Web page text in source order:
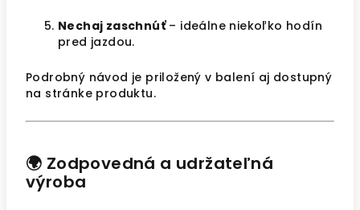
Nechaj zaschnúť– ideálne niekoľko hodín
pred jazdou.
Podrobný návod je priložený v balení aj dostupný
na stránke produktu.
🌍 Zodpovedná a udržateľná
výroba